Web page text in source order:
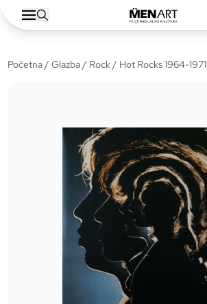
Početna/Glazba/ Rock/ Hot Rocks 1964-1971